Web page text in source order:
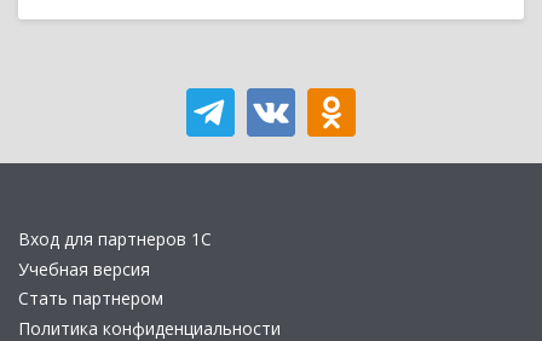
Вход для партнеров 1С
Учебная версия
Стать партнером
Политика конфиденциальности